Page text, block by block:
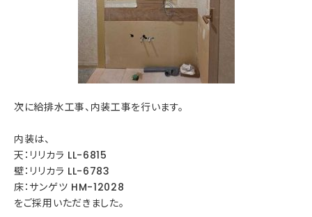
次に給排水工事、内装工事を行います。
内装は、
天：リリカラ LL-6815
壁：リリカラ LL-6783
床：サンゲツ HM-12028
をご採用いただきました。